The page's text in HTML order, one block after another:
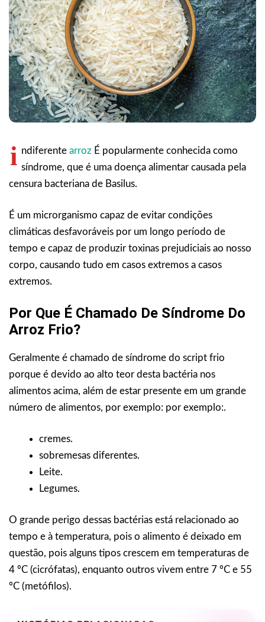
i ndiferente arroz É popularmente conhecida como
síndrome, que é uma doença alimentar causada pela
censura bacteriana de Basilus.
É um microrganismo capaz de evitar condições
climáticas desfavoráveis por um longo período de
tempo e capaz de produzir toxinas prejudiciais ao nosso
corpo, causando tudo em casos extremos a casos
extremos.
Por Que É Chamado De Síndrome Do
Arroz Frio?
Geralmente é chamado de síndrome do script frio
porque é devido ao alto teor desta bactéria nos
alimentos acima, além de estar presente em um grande
número de alimentos, por exemplo: por exemplo:.
cremes.
sobremesas diferentes.
Leite.
Legumes.
O grande perigo dessas bactérias está relacionado ao
tempo e à temperatura, pois o alimento é deixado em
questão, pois alguns tipos crescem em temperaturas de
4 ºC (cicrófatas), enquanto outros vivem entre 7 ºC e 55
ºC (metófilos).